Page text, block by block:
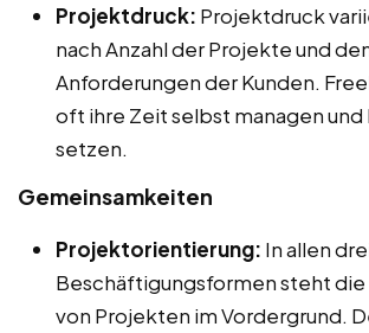
Projektdruck: Projektdruck
nach Anzahl der Projekte und
Anforderungen der Kunden.
oft ihre Zeit selbst managen
setzen.
Gemeinsamkeiten
Projektorientierung: In allen
Beschäftigungsformen steht
von Projekten im Vordergrund.